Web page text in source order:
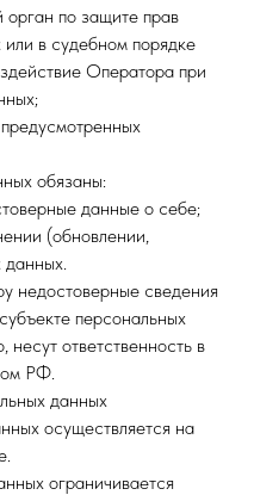
по защите прав
в судебном порядке
Оператора при
обязаны:
данные о себе;
(обновлении,
данных.
недостоверные сведения
персональных
ответственность в
РФ.
данных
осуществляется на
ограничивается